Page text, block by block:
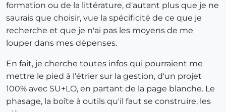
formation ou de la littérature, d'autant plus que je ne
saurais que choisir, vue la spécificité de ce que je
recherche et que je n'ai pas les moyens de me
louper dans mes dépenses.
En fait, je cherche toutes infos qui pourraient me
mettre le pied à l'étrier sur la gestion, d'un projet
100% avec SU+LO, en partant de la page blanche. Le
phasage, la boîte à outils qu'il faut se construire, les